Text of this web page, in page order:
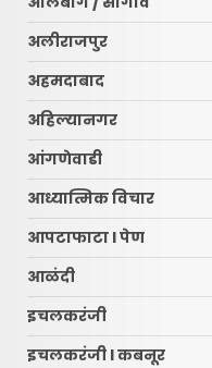
अलीराजपुर
अहमदाबाद
अहिल्यानगर
आंगणेवाडी
आध्यात्मिक विचार
आपटाफाटा l पेण
आळंदी
इचलकरंजी
इचलकरंजी l कबनूर